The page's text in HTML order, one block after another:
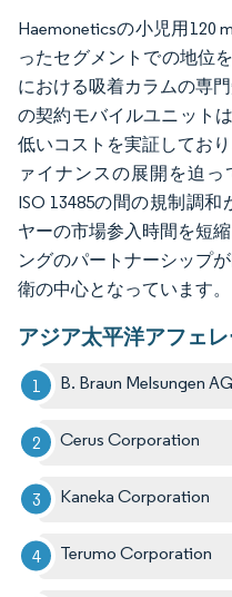
Haemoneticsの小児用120
ったセグメントでの地位
における吸着カラムの専
の契約モバイルユニット
低いコストを実証してお
ァイナンスの展開を迫
ISO 13485の間の規制調
ヤーの市場参入時間を短
ングのパートナーシップ
衛の中心となっています。
アジア太平洋アフェ
B. Braun Melsungen AG
Cerus Corporation
Kaneka Corporation
Terumo Corporation